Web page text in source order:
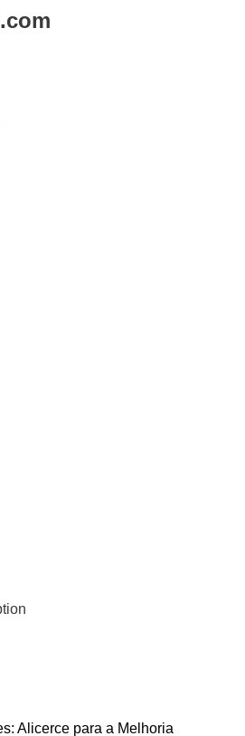
Alicerce para a Melhoria